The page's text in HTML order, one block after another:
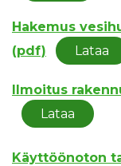
Hakemus
(pdf)
Lataa
Ilmoitus
Lataa
Käyttöönoton